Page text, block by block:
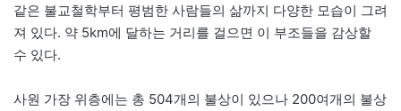
같은 불교철학부터 평범한 사람들의 삶까지 다양한 모습이 그려
져 있다. 약 5km에 달하는 거리를 걸으면 이 부조들을 감상할
수 있다.
사원 가장 위층에는 총 504개의 불상이 있으나 200여개의 불상